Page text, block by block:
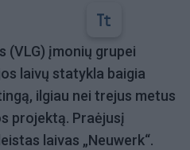
(VLG) įmonių grupei
laivų statykla baigia
ilgiau nei trejus metus
projektą. Praėjusį
laivas „Neuwerk“.